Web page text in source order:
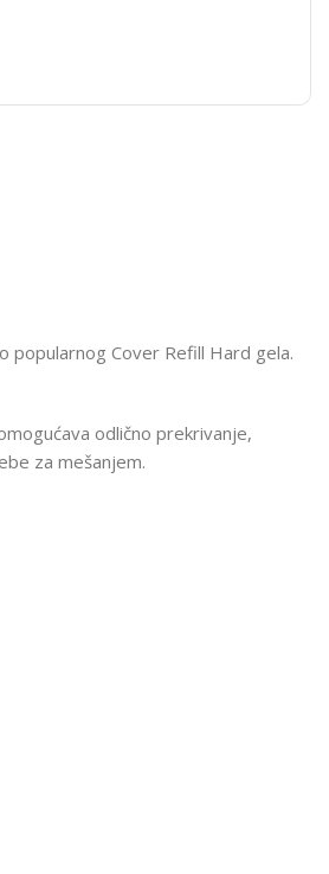
popularnog Cover Refill Hard gela.
odlično prekrivanje,
za mešanjem.